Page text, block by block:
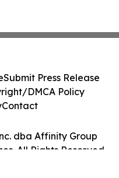
dba Affinity Group
All Rights Reserved.
Submit Press Release
DMCA Policy
Contact